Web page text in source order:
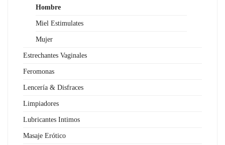
Hombre
Miel Estimulates
Mujer
Estrechantes Vaginales
Feromonas
Lencería & Disfraces
Limpiadores
Lubricantes Intimos
Masaje Erótico